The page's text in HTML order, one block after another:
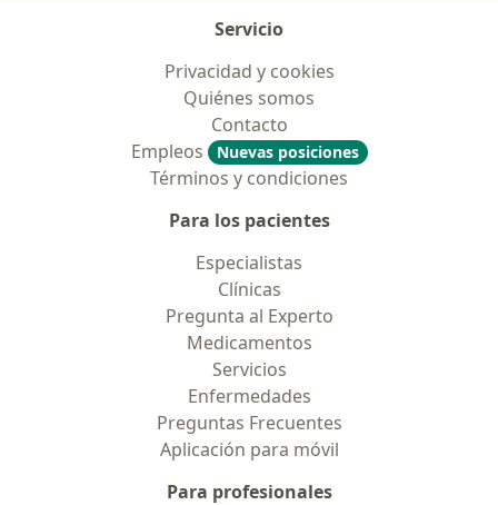
Servicio
Privacidad y cookies
Quiénes somos
Contacto
Empleos
Nuevas posiciones
Términos y condiciones
Para los pacientes
Especialistas
Clínicas
Pregunta al Experto
Medicamentos
Servicios
Enfermedades
Preguntas Frecuentes
Aplicación para móvil
Para profesionales